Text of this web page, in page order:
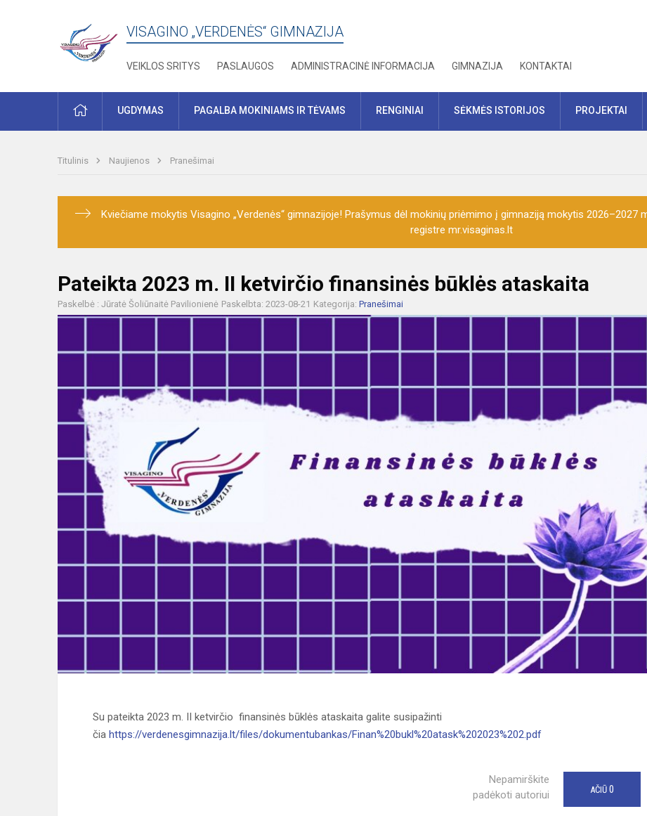
VISAGINO „VERDENĖS“ GIMNAZIJA
VEIKLOS SRITYS PASLAUGOS ADMINISTRACINĖ INFORMACIJA GIMNAZIJA KONTAKTAI
PRADŽIAUGDYMAS PAGALBA MOKINIAMS IR TĖVAMS RENGINIAI SĖKMĖS ISTORIJOS PROJEKTAI
Titulinis Naujienos Pranešimai
Kviečiame mokytis Visagino „Verdenės“ gimnazijoje! Prašymus dėl mokinių priėmimo į gimnaziją mokytis
registre mr.visaginas.lt
Pateikta 2023 m. II ketvirčio finansinės būklės ataskaita
Paskelbė : Jūratė Šoliūnaitė Pavilionienė Paskelbta: 2023-08-21 Kategorija: Pranešimai
Su pateikta 2023 m. II ketvirčio finansinės būklės ataskaita galite susipažinti
čia https://verdenesgimnazija.lt/files/dokumentubankas/Finan%20bukl%20atask%202023%202.pdf
Nepamirškite
padėkoti autoriui
AČIŪ 0